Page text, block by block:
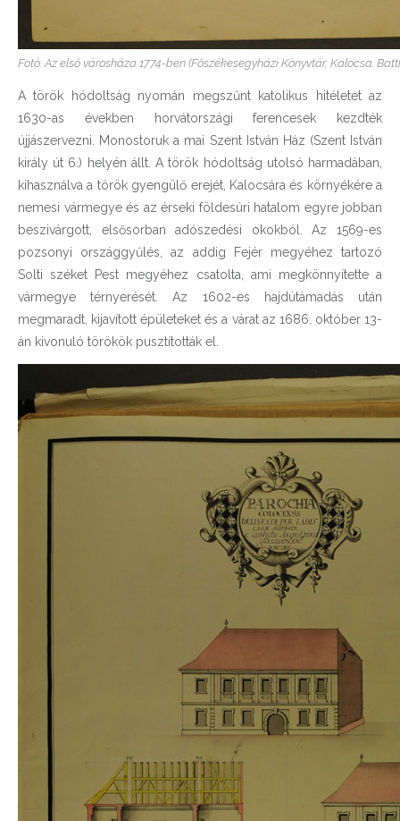
Fotó: Az első városháza 1774-ben (Főszékesegyházi Könyvtár, Kalocsa.
A török hódoltság nyomán megszűnt katolikus hitéletet az
1630-as években horvátországi ferencesek kezdték
újjászervezni. Monostoruk a mai Szent István Ház (Szent István
király út 6.) helyén állt. A török hódoltság utolsó harmadában,
kihasználva a török gyengülő erejét, Kalocsára és környékére a
nemesi vármegye és az érseki földesúri hatalom egyre jobban
beszivárgott, elsősorban adószedési okokból. Az 1569-es
pozsonyi országgyűlés, az addig Fejér megyéhez tartozó
Solti széket Pest megyéhez csatolta, ami megkönnyítette a
vármegye térnyerését. Az 1602-es hajdútámadás után
megmaradt, kijavított épületeket és a várat az 1686. október 13-
án kivonuló törökök pusztították el.